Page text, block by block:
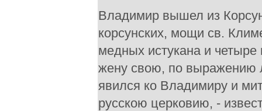
Владимир вышел из
корсунских, мощи св.
медных истукана и
жену свою, по выражению
явился ко Владимиру и
русскою церковию, -